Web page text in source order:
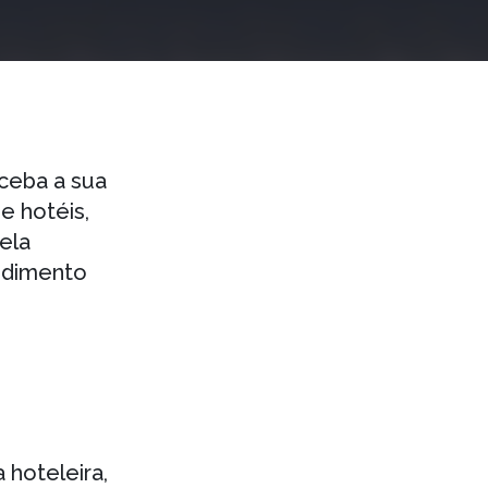
a sua
hotéis,
hoteleira,